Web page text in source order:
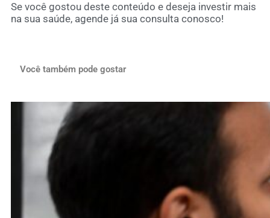
Se você gostou deste conteúdo e deseja investir mais
na sua saúde, agende já sua consulta conosco!
Você também pode gostar